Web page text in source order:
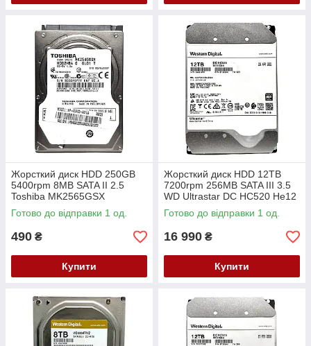
Жорсткий диск HDD 250GB
5400rpm 8MB SATA II 2.5
Toshiba MK2565GSX
Готово до відправки 1 од.
490 ₴
Купити
Жорсткий диск HDD 12TB
7200rpm 256MB SATA III 3.5
WD Ultrastar DC HC520 He12
HUH721212ALE604 0F30146
EGHKF
Готово до відправки 1 од.
16 990 ₴
Купити